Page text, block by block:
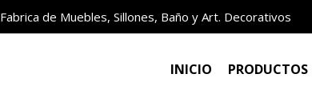
Fabrica de Muebles, Sillones, Baño y Art. Decorativos
INICIO PRODUCTOS